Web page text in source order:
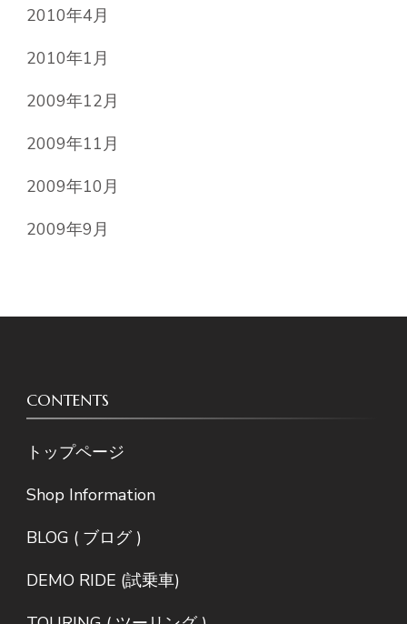
2010年4月
2010年1月
2009年12月
2009年11月
2009年10月
2009年9月
CONTENTS
トップページ
Shop Information
BLOG ( ブログ )
DEMO RIDE (試乗車)